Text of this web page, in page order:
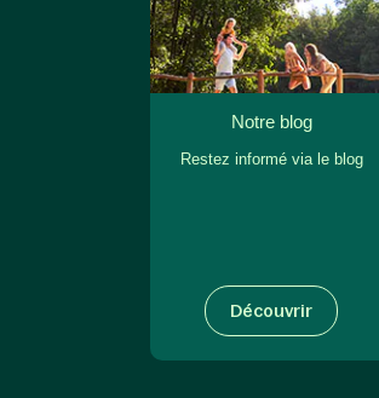
Notre blog
Restez informé via le blog
Découvrir